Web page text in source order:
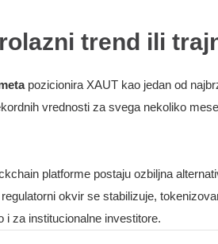
trend ili
pozicionira XAUT kao jedan od
vrednosti za svega nekoliko
platforme postaju ozbiljna
okvir se stabilizuje,
za institucionalne investitore.